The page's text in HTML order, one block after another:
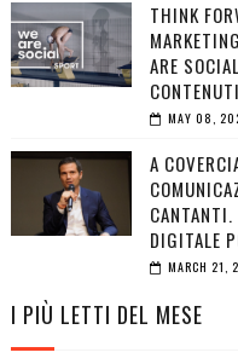
THINK
ARE
MAY 08,
A
DIGITALE
MARCH 21,
I PIÙ LETTI DEL MESE